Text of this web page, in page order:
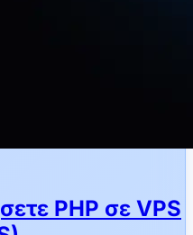
PHP σε VPS